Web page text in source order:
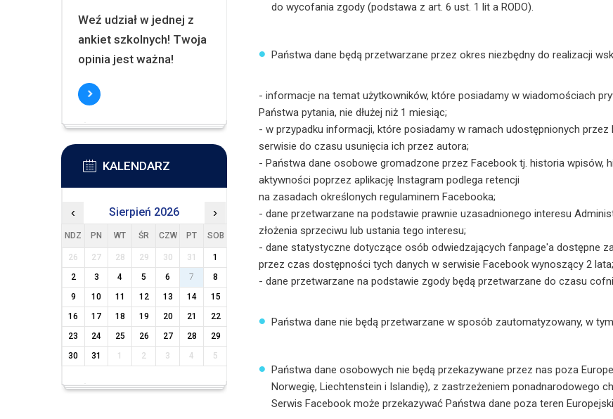
do wycofania zgody (podstawa z art. 6 ust. 1 lit a RODO).
Państwa dane będą przetwarzane przez okres niezbędny do realizacji
- informacje na temat użytkowników, które posiadamy w wiadomościach
Państwa pytania, nie dłużej niż 1 miesiąc;
- w przypadku informacji, które posiadamy w ramach udostępnionych
serwisie do czasu usunięcia ich przez autora;
- Państwa dane osobowe gromadzone przez Facebook tj. historia wpisów,
aktywności poprzez aplikację Instagram podlega retencji
na zasadach określonych regulaminem Facebooka;
- dane przetwarzane na podstawie prawnie uzasadnionego interesu
złożenia sprzeciwu lub ustania tego interesu;
- dane statystyczne dotyczące osób odwiedzających fanpage'a dostępne
przez czas dostępności tych danych w serwisie Facebook wynoszący 2 lata;
- dane przetwarzane na podstawie zgody będą przetwarzane do czasu
Państwa dane nie będą przetwarzane w sposób zautomatyzowany, w
Państwa dane osobowych nie będą przekazywane przez nas poza
Norwegię, Liechtenstein i Islandię), z zastrzeżeniem ponadnarodowego
Serwis Facebook może przekazywać Państwa dane poza teren
Weź udział w jednej z
ankiet szkolnych! Twoja
opinia jest ważna!
KALENDARZ
‹ Sierpień 2026 ›
NDZ PN WT ŚR CZW PT SOB
26 27 28 29 30 31
1
2
3 4 5 6 7
8
9
10 11 12 13 14
15
16
17 18 19 20 21
22
23
24 25 26 27 28
29
30
31 1 2 3 4 5